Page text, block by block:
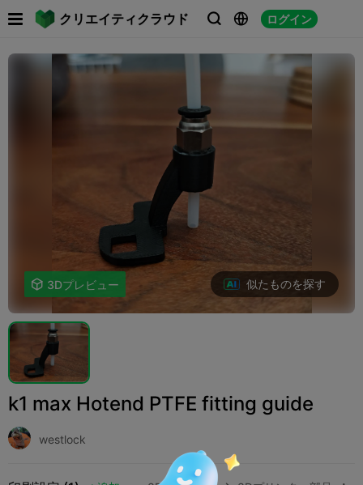
クリエイティクラウド   ログイン
 
 3Dプレビュー 似たものを探す
k1 max Hotend PTFE fitting guide
westlock